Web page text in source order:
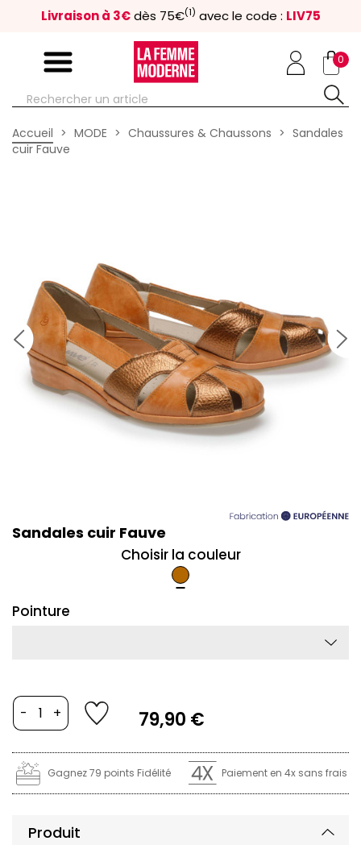
Livraison à 3€ dès 75€(1) avec le code : LIV75
0
Accueil MODE Chaussures & Chaussons
Sandales
cuir Fauve
Sandales cuir Fauve
Choisir la couleur
Cuivre
Pointure
79,90 €
- +
Gagnez 79 points Fidélité Paiement en 4x sans frais
Produit